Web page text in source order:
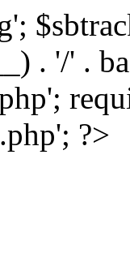
. '/' .
?>